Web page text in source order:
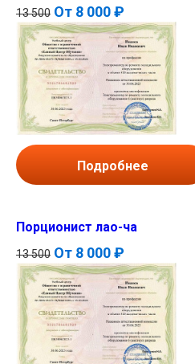
13 500 От 8 000 ₽
Подробнее
Порционист лао-ча
13 500 От 8 000 ₽